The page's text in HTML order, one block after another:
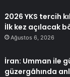
2026 YKS tercih
İlk kez açılacak
Ağustos 6, 2026
İran: Umman ile
güzergâhında